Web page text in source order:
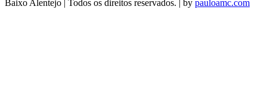
Baixo Alentejo | Todos os direitos reservados. | by pauloamc.com